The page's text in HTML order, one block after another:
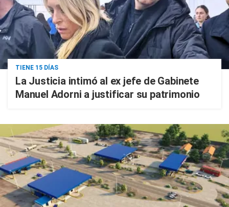
TIENE 15 DÍAS
La Justicia intimó al ex jefe de Gabinete
Manuel Adorni a justificar su patrimonio